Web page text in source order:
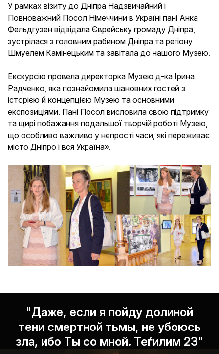
У рамках візиту до Дніпра Надзвичайний і
Повноважний Посол Німеччини в Україні пані Анка
Фельдгузен відвідала Єврейську громаду Дніпра,
зустрілася з головним рабином Дніпра та регіону
Шмуелем Камінецьким та завітала до нашого Музею.
Екскурсію провела директорка Музею д-ка Ірина
Радченко, яка познайомила шановних гостей з
історією й концепцією Музею та основними
експозиціями. Пані Посол висловила свою підтримку
та щирі побажання подальшої творчій роботі Музею,
що особливо важливо у непрості часи, які переживає
місто Дніпро і вся Україна».
"Даже, если я пойду долиной
тени смертной тьмы, не убоюсь
зла, ибо Ты со мной. Теѓилим 23"